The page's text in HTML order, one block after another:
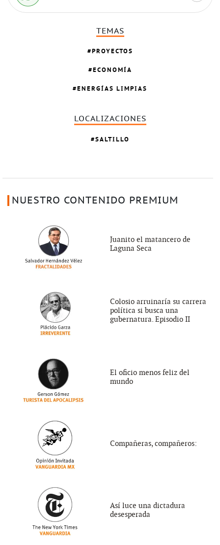
TEMAS
PROYECTOS
ECONOMÍA
ENERGÍAS LIMPIAS
LOCALIZACIONES
SALTILLO
NUESTRO CONTENIDO PREMIUM
Juanito el matancero de
Laguna Seca
Colosio arruinaría su carrera
política si busca una
gubernatura. Episodio II
El oficio menos feliz del
mundo
Compañeras, compañeros:
Así luce una dictadura
desesperada